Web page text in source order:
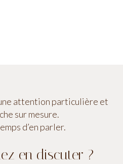
attention particulière et
sur mesure.
d’en parler.
en discuter ?